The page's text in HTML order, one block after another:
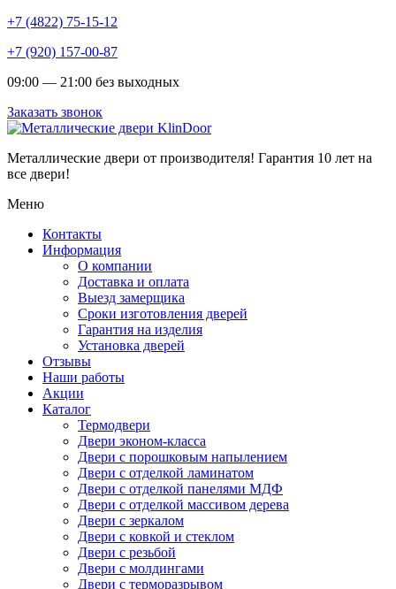
+7 (4822) 75-15-12
+7 (920) 157-00-87
09:00 — 21:00 без выходных
Заказать звонок
Металлические двери от производителя! Гарантия 10 лет на
все двери!
Меню
Контакты
Информация
О компании
Доставка и оплата
Выезд замерщика
Сроки изготовления дверей
Гарантия на изделия
Установка дверей
Отзывы
Наши работы
Акции
Каталог
Термодвери
Двери эконом-класса
Двери с порошковым напылением
Двери с отделкой ламинатом
Двери с отделкой панелями МДФ
Двери с отделкой массивом дерева
Двери с зеркалом
Двери с ковкой и стеклом
Двери с резьбой
Двери с молдингами
Двери с терморазрывом